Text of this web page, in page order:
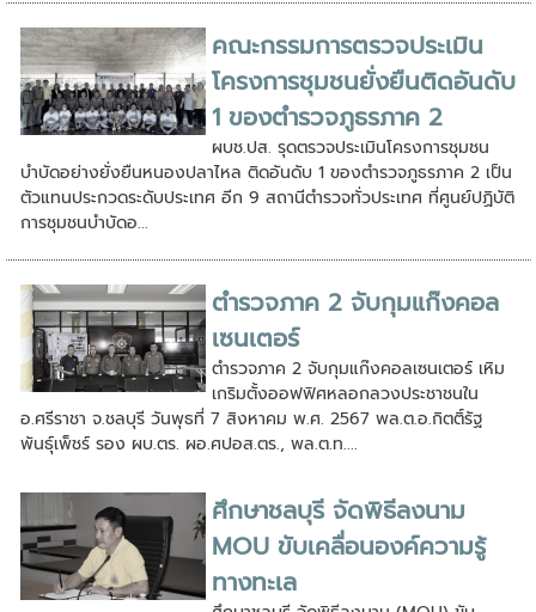
คณะกรรมการตรวจประเมิน
โครงการชุมชนยั่งยืนติดอันดับ
1 ของตำรวจภูธรภาค 2
ผบช.ปส. รุดตรวจประเมินโครงการชุมชน
บำบัดอย่างยั่งยืนหนองปลาไหล ติดอันดับ 1 ของตำรวจภูธรภาค 2 เป็น
ตัวแทนประกวดระดับประเทศ อีก 9 สถานีตำรวจทั่วประเทศ ที่ศูนย์ปฏิบัติ
การชุมชนบำบัดอ...
ตำรวจภาค 2 จับกุมแก๊งคอล
เซนเตอร์
ตำรวจภาค 2 จับกุมแก๊งคอลเซนเตอร์ เหิม
เกริมตั้งออฟฟิศหลอกลวงประชาชนใน
อ.ศรีราชา จ.ชลบุรี วันพุธที่ 7 สิงหาคม พ.ศ. 2567 พล.ต.อ.กิตติ์รัฐ
พันธุ์เพ็ชร์ รอง ผบ.ตร. ผอ.ศปอส.ตร., พล.ต.ท....
ศึกษาชลบุรี จัดพิธีลงนาม
MOU ขับเคลื่อนองค์ความรู้
ทางทะเล